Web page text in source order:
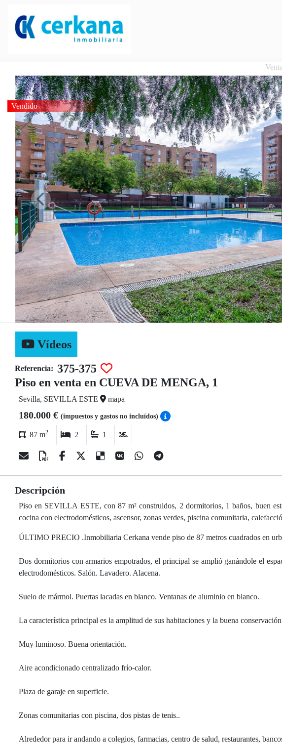
Vendido
Vídeos
Referencia: 375-375
Piso en venta en CUEVA DE MENGA, 1
Sevilla, SEVILLA ESTE mapa
180.000 € (impuestos y gastos no incluídos)
87 m2 2 1
Descripción
Piso en SEVILLA ESTE, con 87 m² construidos, 2 dormitorios, 1 baños, buen
cocina con electrodomésticos, ascensor, zonas verdes, piscina comunitaria,
ÚLTIMO PRECIO .Inmobiliaria Cerkana vende piso de 87 metros cuadrados en
Dos dormitorios con armarios empotrados, el principal se amplió ganándole el
electrodomésticos. Salón. Lavadero. Alacena.
Suelo de mármol. Puertas lacadas en blanco. Ventanas de aluminio en blanco.
La característica principal es la amplitud de sus habitaciones y la buena
Muy luminoso. Buena orientación.
Aire acondicionado centralizado frío-calor.
Plaza de garaje en superficie.
Zonas comunitarias con piscina, dos pistas de tenis..
Alrededor para ir andando a colegios, farmacias, centro de salud, restaurantes,